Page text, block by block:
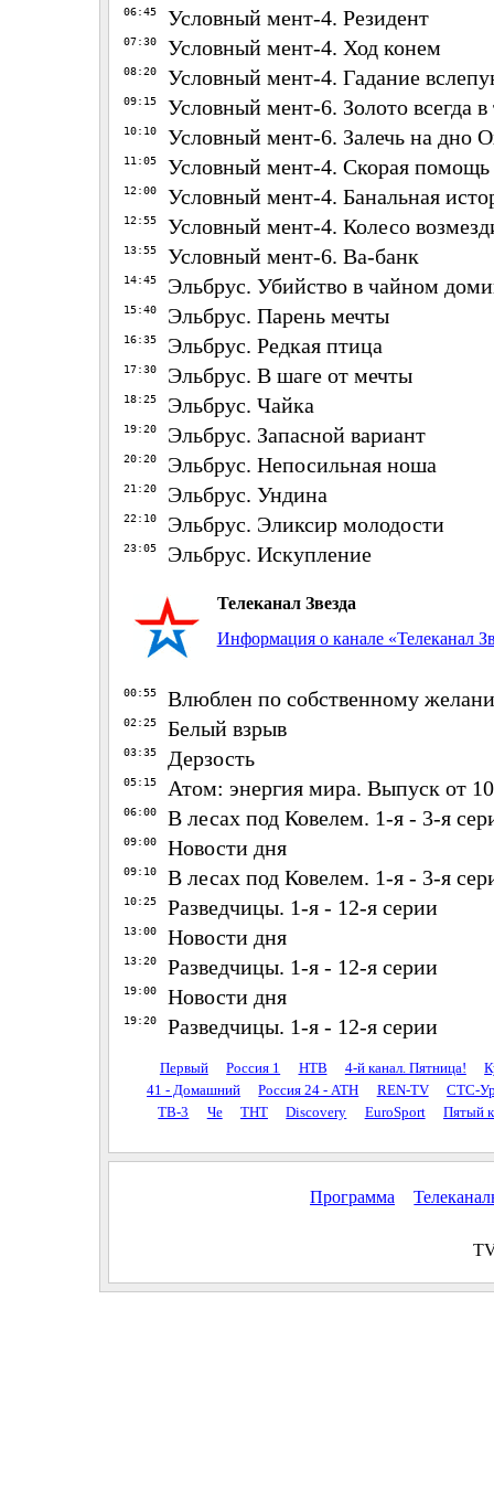
06:45 Условный мент-4. Резидент
07:30 Условный мент-4. Ход конем
08:20 Условный мент-4. Гадание
09:15 Условный мент-6. Золото всегда в
10:10 Условный мент-6. Залечь на дно
11:05 Условный мент-4. Скорая помощь
12:00 Условный мент-4. Банальная
12:55 Условный мент-4. Колесо
13:55 Условный мент-6. Ва-банк
14:45 Эльбрус. Убийство в чайном
15:40 Эльбрус. Парень мечты
16:35 Эльбрус. Редкая птица
17:30 Эльбрус. В шаге от мечты
18:25 Эльбрус. Чайка
19:20 Эльбрус. Запасной вариант
20:20 Эльбрус. Непосильная ноша
21:20 Эльбрус. Ундина
22:10 Эльбрус. Эликсир молодости
23:05 Эльбрус. Искупление
Телеканал Звезда
Информация о канале «Телеканал
00:55 Влюблен по собственному
02:25 Белый взрыв
03:35 Дерзость
05:15 Атом: энергия мира. Выпуск от
06:00 В лесах под Ковелем. 1-я - 3-я
09:00 Новости дня
09:10 В лесах под Ковелем. 1-я - 3-я
10:25 Разведчицы. 1-я - 12-я серии
13:00 Новости дня
13:20 Разведчицы. 1-я - 12-я серии
19:00 Новости дня
19:20 Разведчицы. 1-я - 12-я серии
Первый Россия 1 НТВ 4-й канал. Пятница!
41 - Домашний
Россия 24 - АТН REN-TV
СТС-
ТВ-3
Че ТНТ Discovery EuroSport Пятый
Программа